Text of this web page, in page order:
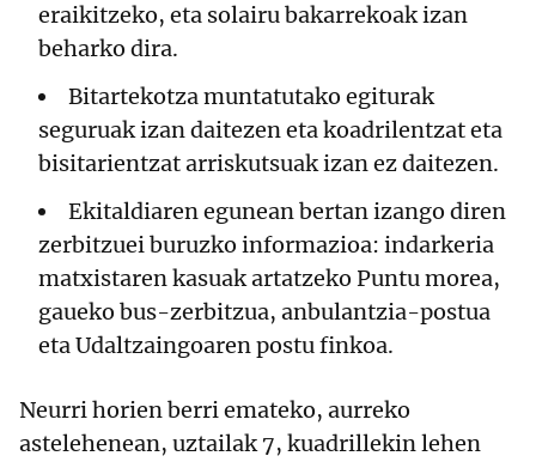
eraikitzeko, eta solairu bakarrekoak izan
beharko dira.
Bitartekotza muntatutako egiturak
seguruak izan daitezen eta koadrilentzat eta
bisitarientzat arriskutsuak izan ez daitezen.
Ekitaldiaren egunean bertan izango diren
zerbitzuei buruzko informazioa: indarkeria
matxistaren kasuak artatzeko Puntu morea,
gaueko bus-zerbitzua, anbulantzia-postua
eta Udaltzaingoaren postu finkoa.
Neurri horien berri emateko, aurreko
astelehenean, uztailak 7, kuadrillekin lehen